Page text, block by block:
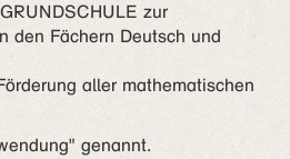
zur
den Fächern Deutsch und
aller mathematischen
genannt.